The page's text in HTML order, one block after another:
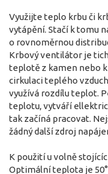
Využijte teplo krbu či
vytápění. Stačí k tomu
o rovnoměrnou
Krbový ventilátor je
teplotě z kamen nebo
cirkulaci teplého
využívá rozdílu teplot.
teplotu, vytváří
tak začíná pracovat.
žádný další zdroj
K použití u volně
Optimální teplota je 50°